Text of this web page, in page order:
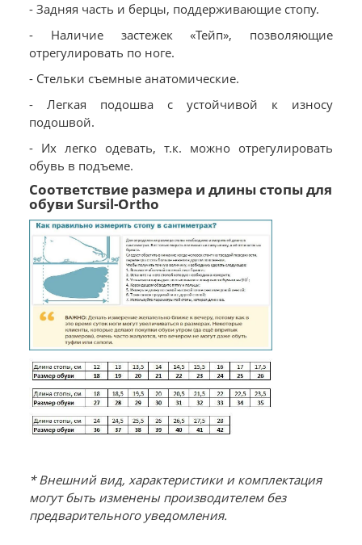
- Задняя часть и берцы, поддерживающие стопу.
- Наличие застежек «Тейп», позволяющие
отрегулировать по ноге.
- Стельки съемные анатомические.
- Легкая подошва с устойчивой к износу
подошвой.
- Их легко одевать, т.к. можно отрегулировать
обувь в подъеме.
Соответствие размера и длины стопы для
обуви Sursil-Ortho
* Внешний вид, характеристики и комплектация
могут быть изменены производителем без
предварительного уведомления.